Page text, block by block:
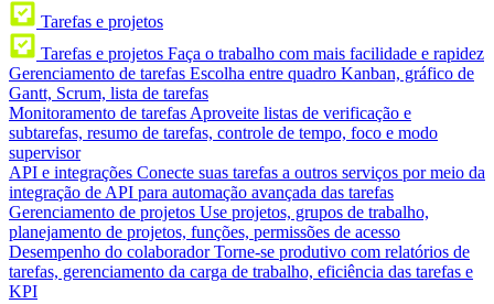
Tarefas e projetos
Tarefas e projetos Faça o trabalho com mais facilidade e rapidez
Gerenciamento de tarefas Escolha entre quadro Kanban, gráfico de
Gantt, Scrum, lista de tarefas
Monitoramento de tarefas Aproveite listas de verificação e
subtarefas, resumo de tarefas, controle de tempo, foco e modo
supervisor
API e integrações Conecte suas tarefas a outros serviços por meio da
integração de API para automação avançada das tarefas
Gerenciamento de projetos Use projetos, grupos de trabalho,
planejamento de projetos, funções, permissões de acesso
Desempenho do colaborador Torne-se produtivo com relatórios de
tarefas, gerenciamento da carga de trabalho, eficiência das tarefas e
KPI